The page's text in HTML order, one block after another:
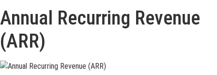
Annual Recurring Revenue
(ARR)